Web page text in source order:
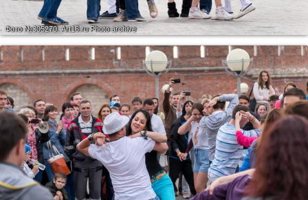
Фото №305270.Art16.ru Photo archive